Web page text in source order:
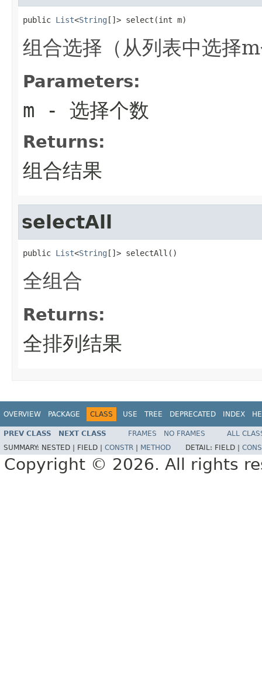
public List<String []> select(int m)
组合选择（从列表中选择
Parameters:
m - 选择个数
Returns:
组合结果
selectAll
public List<String []> selectAll()
全组合
Returns:
全排列结果
OVERVIEW PACKAGE CLASS USE TREE DEPRECATED INDEX
PREV CLASS NEXT CLASS FRAMES NO FRAMES
ALL
SUMMARY: NESTED | FIELD | CONSTR METHOD DETAIL: FIELD |
Copyright © 2026. All rights